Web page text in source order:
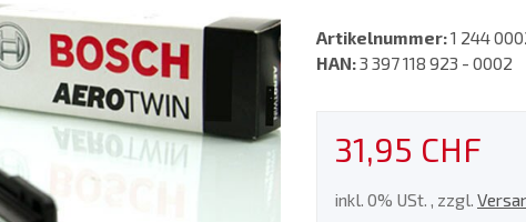
Artikelnummer:1 244
HAN:3 397 118 923 - 0002
31,95 CHF
inkl. 0% USt. , zzgl.